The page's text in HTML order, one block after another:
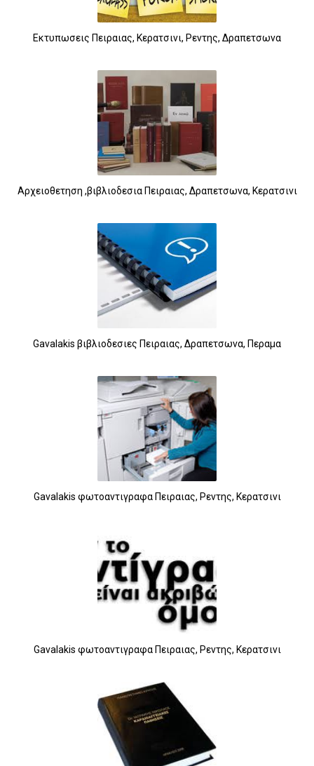
Εκτυπωσεις Πειραιας, Κερατσινι, Ρεντης, Δραπετσωνα
Αρχειοθετηση ,βιβλιοδεσια Πειραιας, Δραπετσωνα, Κερατσινι
Gavalakis βιβλιοδεσιες Πειραιας, Δραπετσωνα, Περαμα
Gavalakis φωτοαντιγραφα Πειραιας, Ρεντης, Κερατσινι
Gavalakis φωτοαντιγραφα Πειραιας, Ρεντης, Κερατσινι